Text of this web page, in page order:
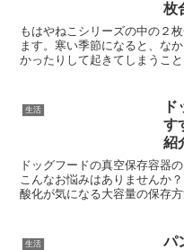
枚
もはやねこシリーズの中の２
ます。寒い季節になると、な
かったりして起きてしまうこ
生活
す
紹
ドッグフードの真空保存容器
こんなお悩みはありませんか
酸化が気になる大容量の保存
生活
パ